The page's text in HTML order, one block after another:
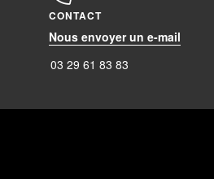
CONTACT
Nous envoyer un e-mail
03 29 61 83 83